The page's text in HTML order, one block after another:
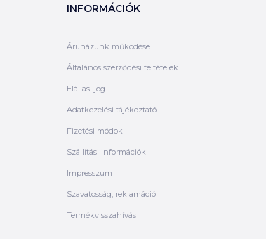
INFORMÁCIÓK
Áruházunk működése
Általános szerződési feltételek
Elállási jog
Adatkezelési tájékoztató
Fizetési módok
Szállítási információk
Impresszum
Szavatosság, reklamáció
Termékvisszahívás